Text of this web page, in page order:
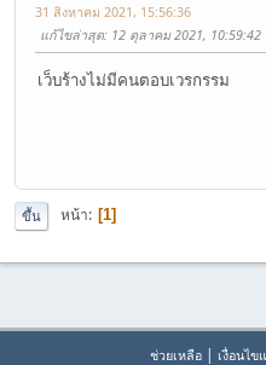
31 สิงหาคม 2021, 15:56:36
แก้ไขล่าสุด: 12 ตุลาคม 2021, 10:59:42
เว็บร้างไม่มีคนตอบเวรกรรม
ขึ้น หน้า 1
ช่วยเหลือ| เงื่อนไข